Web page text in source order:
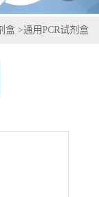
盒 >通用PCR试剂盒